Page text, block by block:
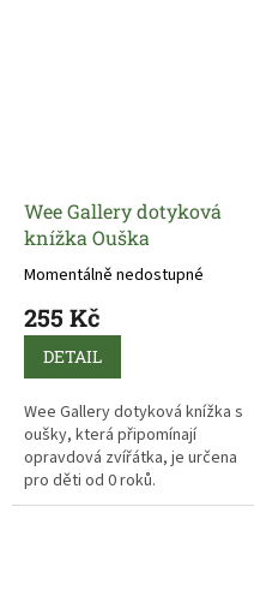
Wee Gallery dotyková
knížka Ouška
Momentálně nedostupné
255 Kč
DETAIL
Wee Gallery dotyková knížka s
oušky, která připomínají
opravdová zvířátka, je určena
pro děti od 0 roků.